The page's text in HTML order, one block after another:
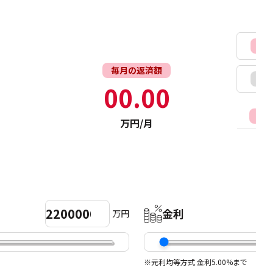
毎月の返済額
00.00
万円/月
万円 金利
※元利均等方式 金利5.00%まで